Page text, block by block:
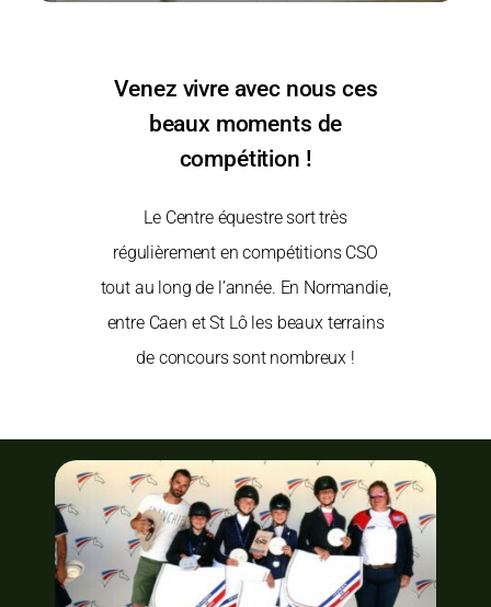
Venez vivre avec nous ces
beaux moments de
compétition !
Le Centre équestre sort très
régulièrement en compétitions CSO
tout au long de l’année. En Normandie,
entre Caen et St Lô les beaux terrains
de concours sont nombreux !